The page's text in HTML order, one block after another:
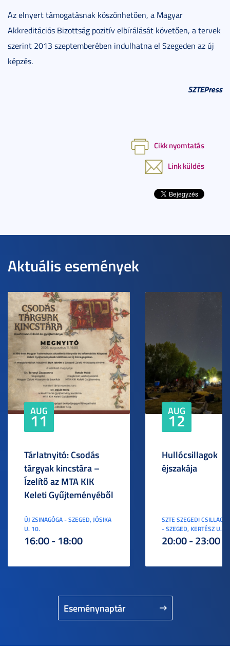
Az elnyert támogatásnak köszönhetően, a Magyar
Akkreditációs Bizottság pozitív elbírálását követően, a tervek
szerint 2013 szeptemberében indulhatna el Szegeden az új
képzés.
SZTEPress
Cikk nyomtatás
Link küldés
Aktuális események
Eseménynaptár
AUG
11
Tárlatnyitó: Csodás
tárgyak kincstára –
Ízelítő az MTA KIK
Keleti Gyűjteményéből
ÚJ ZSINAGÓGA - SZEGED, JÓSIKA
U. 10.
16:00 - 18:00
AUG
12
Hullócsillagok
éjszakája
SZTE SZEGEDI
- SZEGED, KERTÉSZ U. 3.
20:00 - 23:00